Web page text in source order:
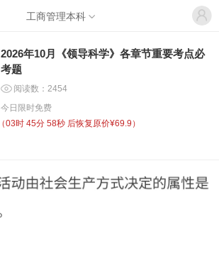
工商管理本科
2026年10月《领导科学》各章节重要考点必
考题
阅读数：2454
今日限时免费
（03时 45分 57秒 后恢复原价¥69.9）